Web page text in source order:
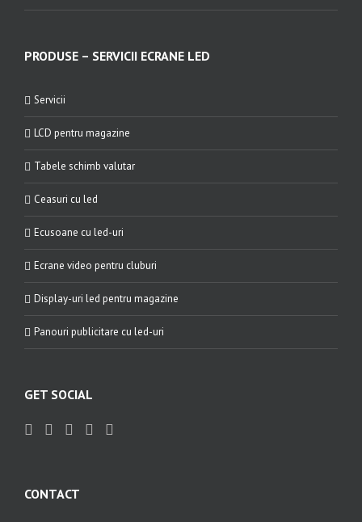
PRODUSE – SERVICII ECRANE LED
Servicii
LCD pentru magazine
Tabele schimb valutar
Ceasuri cu led
Ecusoane cu led-uri
Ecrane video pentru cluburi
Display-uri led pentru magazine
Panouri publicitare cu led-uri
GET SOCIAL
CONTACT